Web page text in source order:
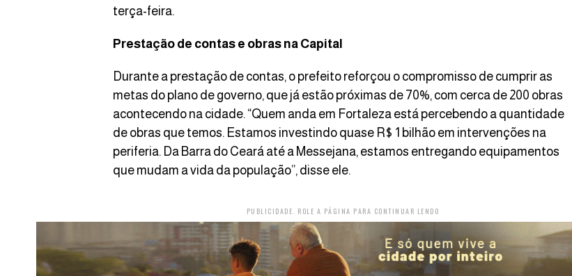
terça-feira.
Prestação de contas e obras na Capital
Durante a prestação de contas, o prefeito reforçou o compromisso de cumprir as
metas do plano de governo, que já estão próximas de 70%, com cerca de 200 obras
acontecendo na cidade. “Quem anda em Fortaleza está percebendo a quantidade
de obras que temos. Estamos investindo quase R$ 1 bilhão em intervenções na
periferia. Da Barra do Ceará até a Messejana, estamos entregando equipamentos
que mudam a vida da população”, disse ele.
PUBLICIDADE. ROLE A PÁGINA PARA CONTINUAR LENDO